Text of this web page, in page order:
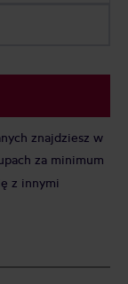
znajdziesz w
za minimum
z innymi